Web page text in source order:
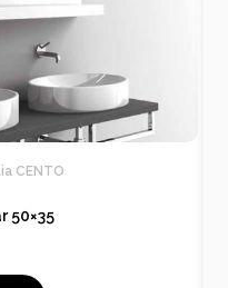
CENTO
50×35